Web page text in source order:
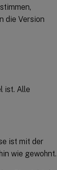
die Version
ist. Alle
ist mit der
wie gewohnt.